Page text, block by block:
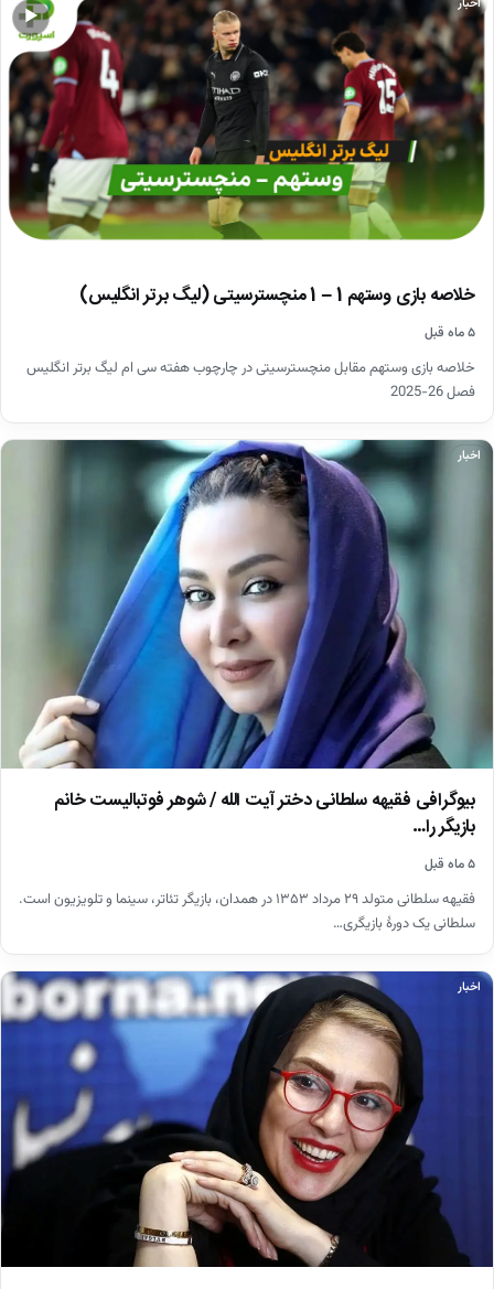
▶
خلاصه بازی وستهم 1 – 1 منچسترسیتی (لیگ برتر انگلیس)
۵ ماه قبل
خلاصه بازی وستهم مقابل منچسترسیتی در چارچوب هفته سی ام لیگ برتر انگلیس
فصل 26-2025
اخبار
بیوگرافی فقیهه سلطانی دختر آیت الله / شوهر فوتبالیست خانم
بازیگر را…
۵ ماه قبل
فقیهه سلطانی متولد ۲۹ مرداد ۱۳۵۳ در همدان، بازیگر تئاتر، سینما و تلویزیون است.
سلطانی یک دورهٔ بازیگری…
اخبار